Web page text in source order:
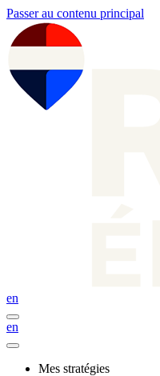
Passer au contenu principal
en
en
Mes stratégies